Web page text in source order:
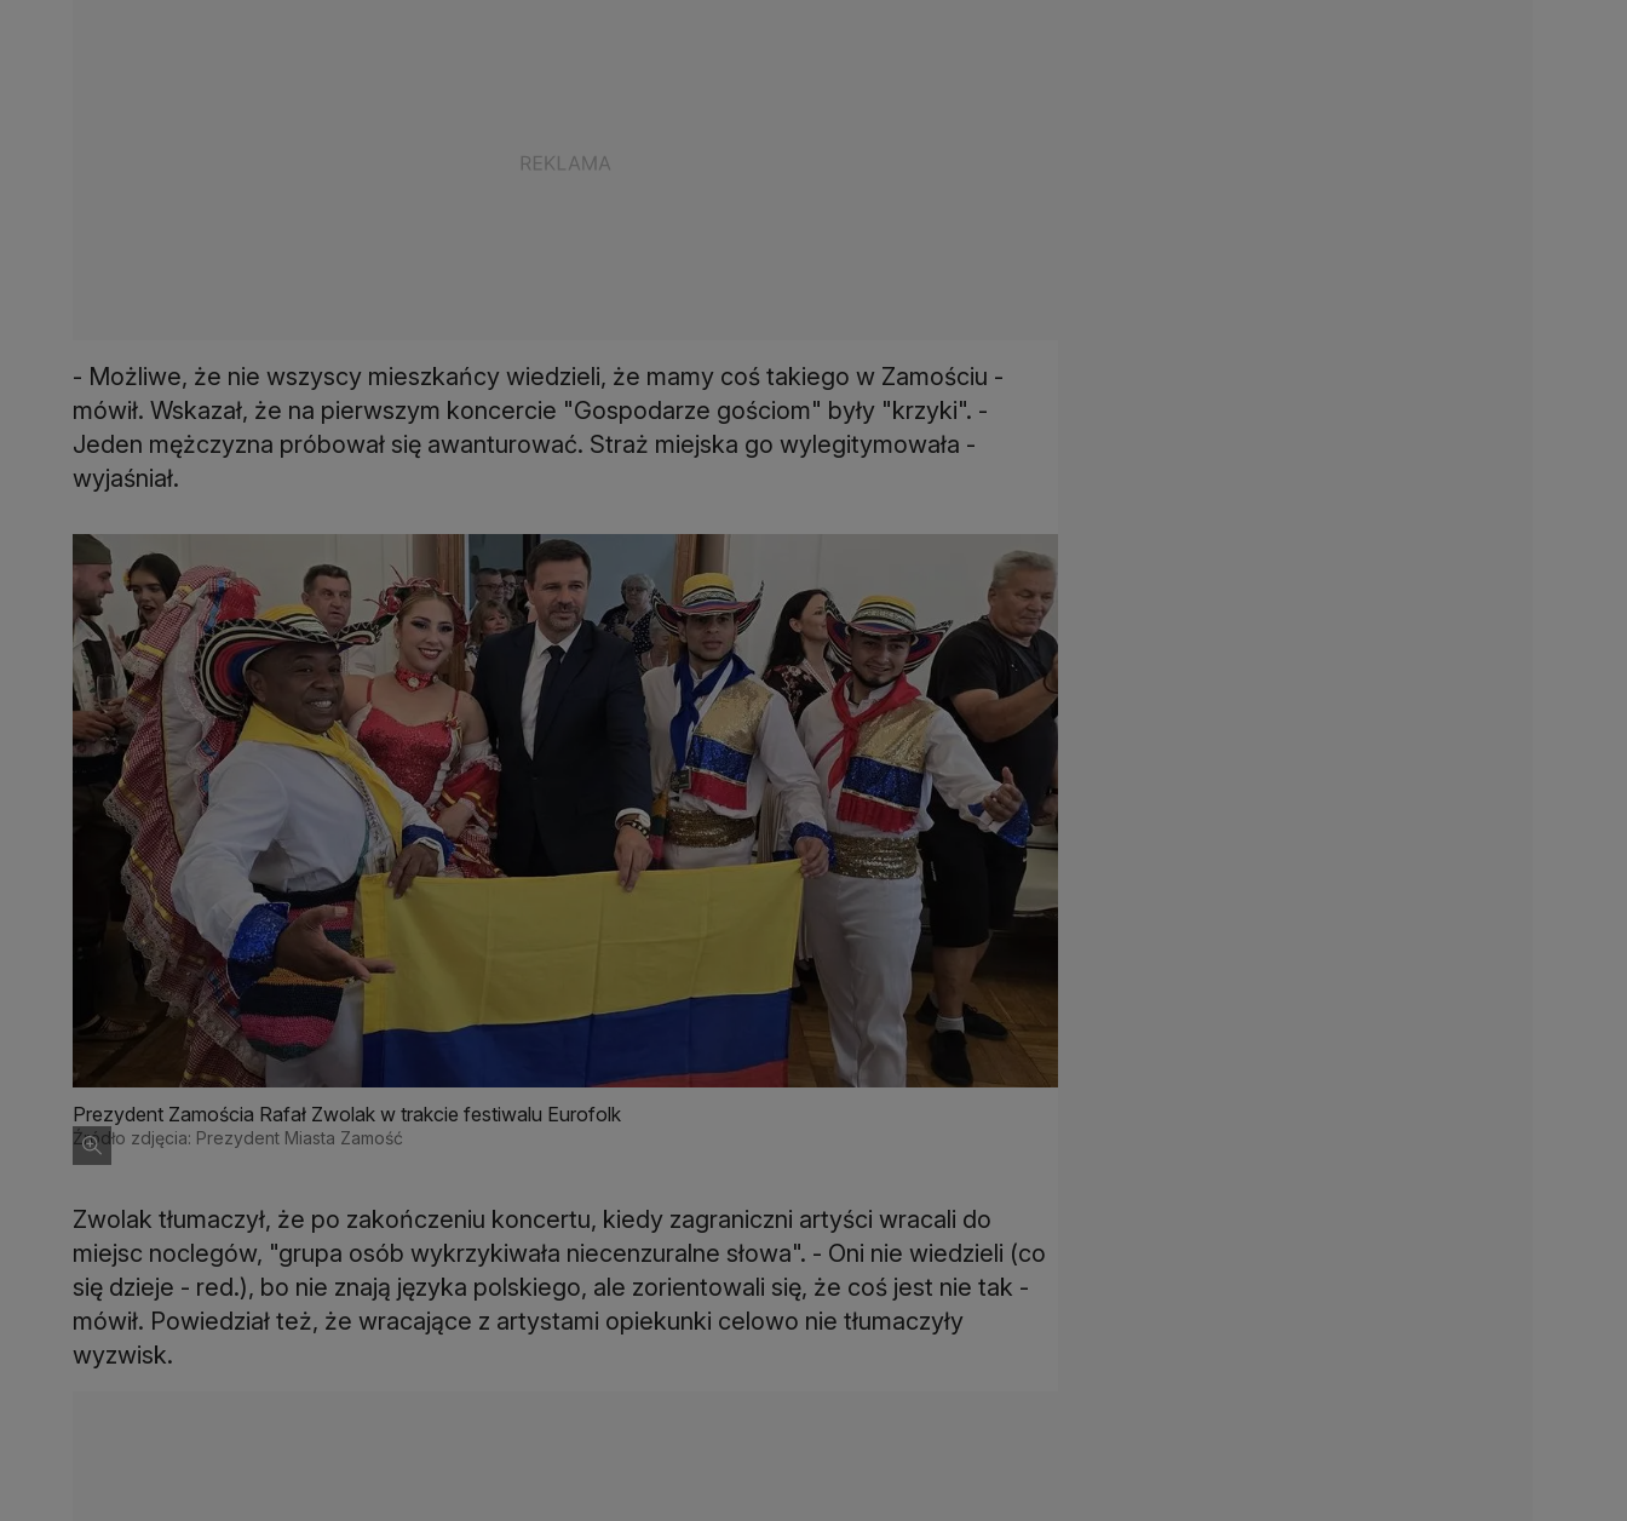
- Możliwe, że nie wszyscy mieszkańcy wiedzieli, że mamy coś takiego w Zamościu -
mówił. Wskazał, że na pierwszym koncercie "Gospodarze gościom" były "krzyki". -
Jeden mężczyzna próbował się awanturować. Straż miejska go wylegitymowała -
wyjaśniał.
Prezydent Zamościa Rafał Zwolak w trakcie festiwalu Eurofolk
Źródło zdjęcia: Prezydent Miasta Zamość
Zwolak tłumaczył, że po zakończeniu koncertu, kiedy zagraniczni artyści wracali do
miejsc noclegów, "grupa osób wykrzykiwała niecenzuralne słowa". - Oni nie wiedzieli (co
się dzieje - red.), bo nie znają języka polskiego, ale zorientowali się, że coś jest nie tak -
mówił. Powiedział też, że wracające z artystami opiekunki celowo nie tłumaczyły
wyzwisk.